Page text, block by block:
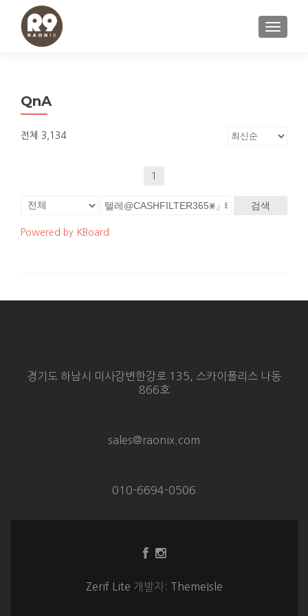
내비게
QnA
전체 3,134
1
검색
Powered by KBoard
경기도 하남시 미사강변한강로 135, 스카이폴리스 나동
866호
sales@raonix.com
010-6694-0506
Facebook
크
Instagram
크
Zerif Lite 개발자: ThemeIsle